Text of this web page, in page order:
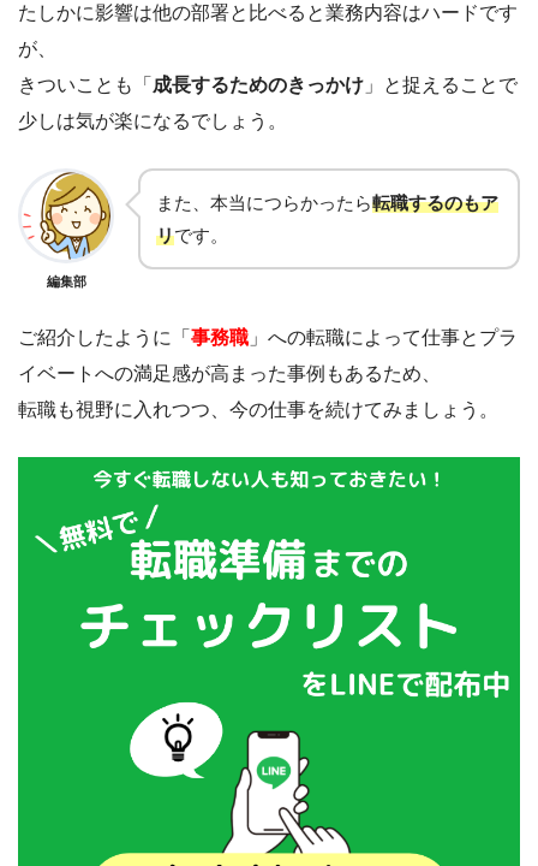
たしかに影響は他の部署と比べると業務内容はハードです
が、
きついことも「 成長するためのきっかけ 」と捉えることで
少しは気が楽になるでしょう。
編集部
また、本当につらかったら転職するのもア
リです。
ご紹介したように「 事務職 」への転職によって仕事とプラ
イベートへの満足感が高まった事例もあるため、
転職も視野に入れつつ、今の仕事を続けてみましょう。